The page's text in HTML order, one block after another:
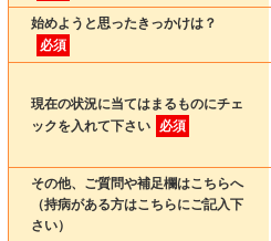
始めようと思ったきっかけは？
必須
現在の状況に当てはまるものにチェ
ックを入れて下さい
必須
その他、ご質問や補足欄はこちらへ
（持病がある方はこちらにご記入下
さい）